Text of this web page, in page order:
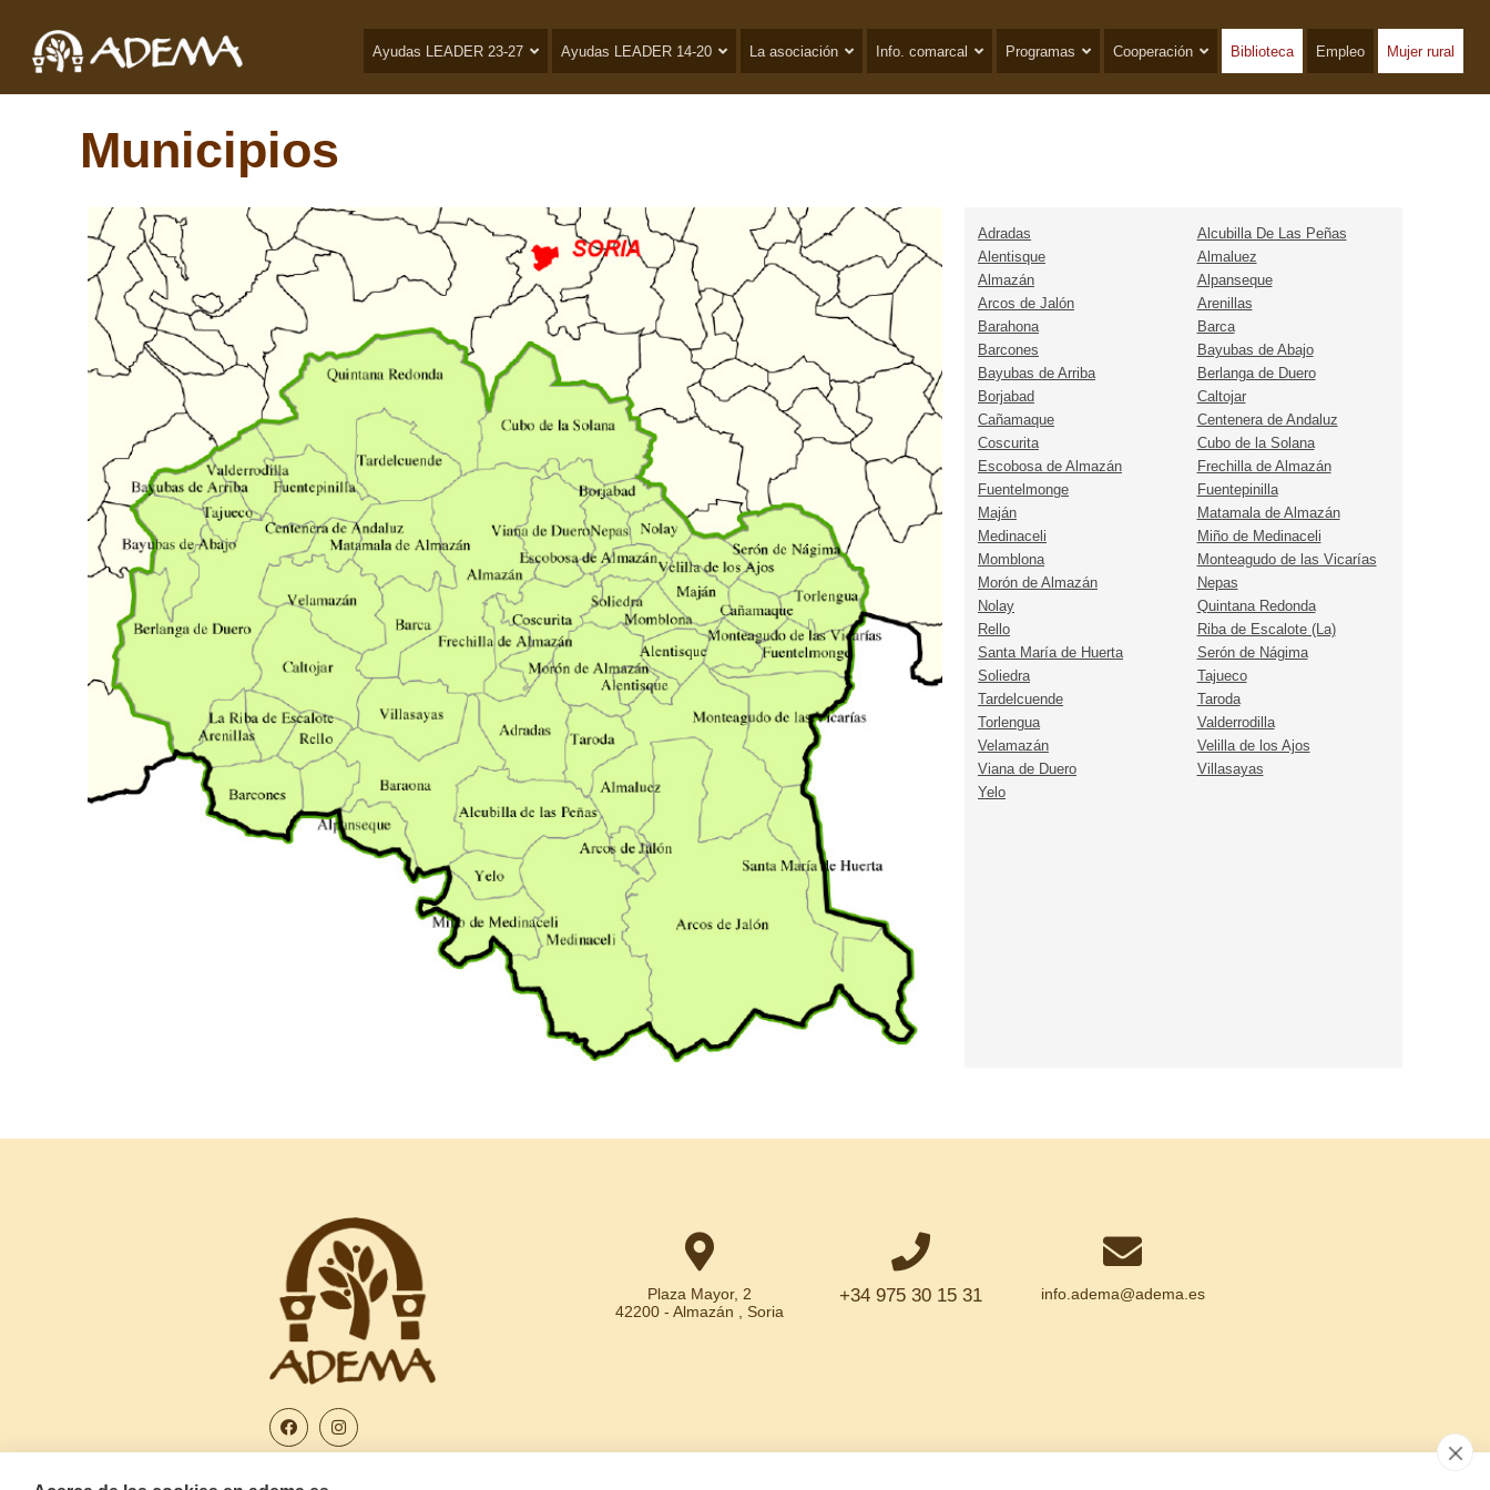
Ayudas LEADER 23-27 Ayudas LEADER 14-20 La asociación Info. comarcal Programas Cooperación Biblioteca Empleo Mujer rural
Municipios
Adradas
Alcubilla De Las Peñas
Alentisque
Almaluez
Almazán
Alpanseque
Arcos de Jalón
Arenillas
Barahona
Barca
Barcones
Bayubas de Abajo
Bayubas de Arriba
Berlanga de Duero
Borjabad
Caltojar
Cañamaque
Centenera de Andaluz
Coscurita
Cubo de la Solana
Escobosa de Almazán
Frechilla de Almazán
Fuentelmonge
Fuentepinilla
Maján
Matamala de Almazán
Medinaceli
Miño de Medinaceli
Momblona
Monteagudo de las Vicarías
Morón de Almazán
Nepas
Nolay
Quintana Redonda
Rello
Riba de Escalote (La)
Santa María de Huerta
Serón de Nágima
Soliedra
Tajueco
Tardelcuende
Taroda
Torlengua
Valderrodilla
Velamazán
Velilla de los Ajos
Viana de Duero
Villasayas
Yelo
Plaza Mayor, 2
42200 - Almazán , Soria
+34 975 30 15 31 info.adema@adema.es